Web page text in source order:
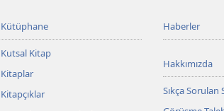
Kütüphane
Kutsal Kitap
Kitaplar
Kitapçıklar
Haberler
Hakkımızda
Sıkça Sorulan